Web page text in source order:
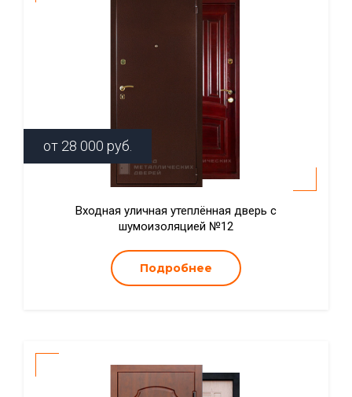
от 28 000 руб.
Входная уличная утеплённая дверь с
шумоизоляцией №12
Подробнее